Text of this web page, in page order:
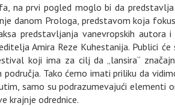
na prvi pogled moglo bi da
danom Prologa, predstavom koja
predstavljanja vanevropskih autora i
Amira Reze Kuhestanija. Publici
koji ima za cilj da „lansira“
Tako ćemo imati priliku da
samo su podrazumevajući elementi
krajnje odrednice.